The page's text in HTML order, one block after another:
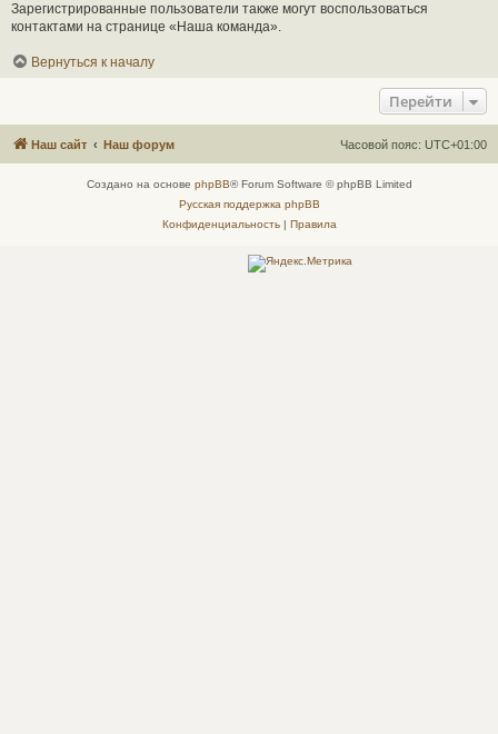
Зарегистрированные пользователи также могут воспользоваться
контактами на странице «Наша команда».
Вернуться к началу
Перейти
Наш сайт Наш форум Часовой пояс: UTC+01:00
Создано на основе phpBB® Forum Software © phpBB Limited
Русская поддержка phpBB
Конфиденциальность| Правила